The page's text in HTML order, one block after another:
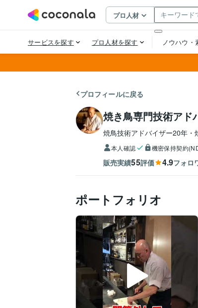
プロフィールに戻る
焼き鳥専門技術アド
焼鳥技術アドバイザー20年・
本人確認 機密保持契約
販売実績55評価 4.9フォロ
ポートフォリオ